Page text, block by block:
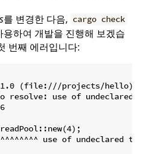
를 변경한 다음, cargo check
하여 개발을 진행해 보겠습
번째 에러입니다:
(file:///projects/hello)
use of undeclared